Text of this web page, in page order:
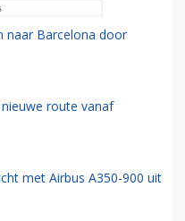
naar Barcelona door
route vanaf
met Airbus A350-900 uit